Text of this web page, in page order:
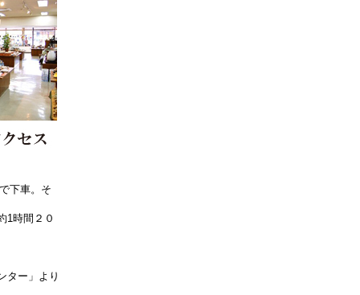
下車。そ
1時間２０
ター」より